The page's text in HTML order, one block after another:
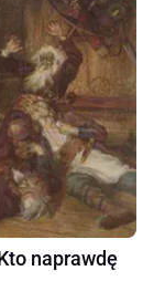
naprawdę